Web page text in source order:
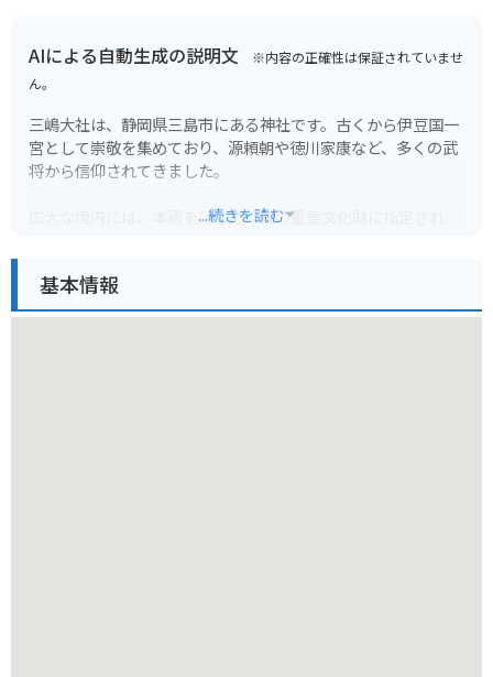
AIによる自動生成の説明文 ※内容の正確性は保証されていませ
ん。
三嶋大社は、静岡県三島市にある神社です。古くから伊豆国一
宮として崇敬を集めており、源頼朝や徳川家康など、多くの武
将から信仰されてきました。
広大な境内には、本殿をはじめ、国の重要文化財に指定されて
は、多くの人で賑わいを見せます。
...続きを読む
基本情報